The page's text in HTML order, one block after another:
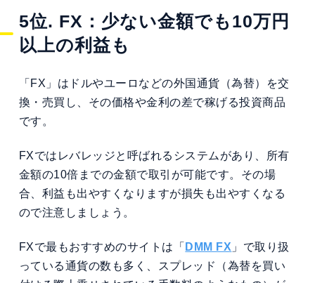
5位. FX：少ない金額でも10万円
以上の利益も
「FX」はドルやユーロなどの外国通貨（為替）を交
換・売買し、その価格や金利の差で稼げる投資商品
です。
FXではレバレッジと呼ばれるシステムがあり、所有
金額の10倍までの金額で取引が可能です。その場
合、利益も出やすくなりますが損失も出やすくなる
ので注意しましょう。
FXで最もおすすめのサイトは「 DMM FX 」で取り扱
っている通貨の数も多く、スプレッド（為替を買い